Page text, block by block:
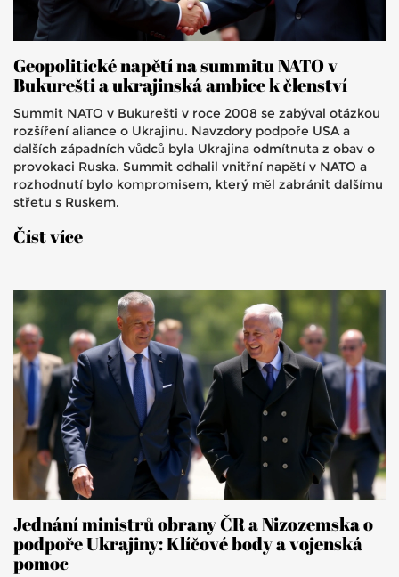
Geopolitické napětí na summitu NATO v
Bukurešti a ukrajinská ambice k členství
Summit NATO v Bukurešti v roce 2008 se zabýval otázkou
rozšíření aliance o Ukrajinu. Navzdory podpoře USA a
dalších západních vůdců byla Ukrajina odmítnuta z obav o
provokaci Ruska. Summit odhalil vnitřní napětí v NATO a
rozhodnutí bylo kompromisem, který měl zabránit dalšímu
střetu s Ruskem.
Číst více
Jednání ministrů obrany ČR a Nizozemska o
podpoře Ukrajiny: Klíčové body a vojenská
pomoc